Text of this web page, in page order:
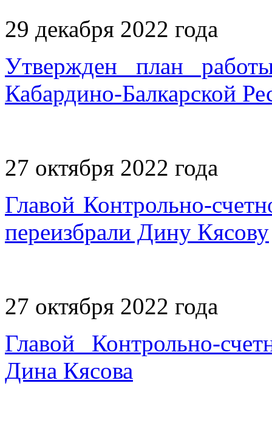
29 декабря 2022 года
Утвержден план
Кабардино-Балкарской
27 октября 2022 года
Главой Контрольно-
переизбрали Дину Кясову
27 октября 2022 года
Главой Контрольно-
Дина Кясова